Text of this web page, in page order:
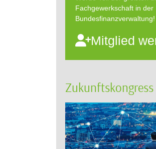
Fachgewerkschaft in der
Bundesfinanzverwaltung!
Mitglied